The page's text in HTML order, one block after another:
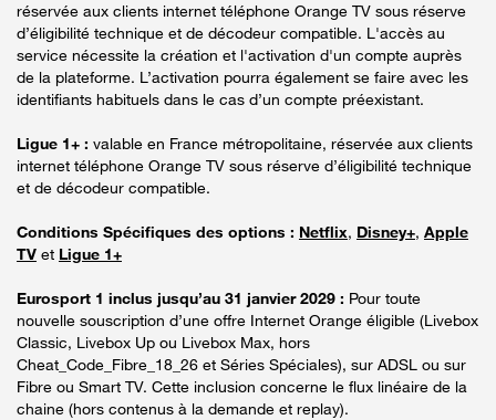
réservée aux clients internet téléphone Orange TV sous réserve
d’éligibilité technique et de décodeur compatible. L'accès au
service nécessite la création et l'activation d'un compte auprès
de la plateforme. L’activation pourra également se faire avec les
identifiants habituels dans le cas d’un compte préexistant.
Ligue 1+ : valable en France métropolitaine, réservée aux clients
internet téléphone Orange TV sous réserve d’éligibilité technique
et de décodeur compatible.
Conditions Spécifiques des options : Netflix, Disney+, Apple
TV et Ligue 1+
Eurosport 1 inclus jusqu’au 31 janvier 2029 : Pour toute
nouvelle souscription d’une offre Internet Orange éligible (Livebox
Classic, Livebox Up ou Livebox Max, hors
Cheat_Code_Fibre_18_26 et Séries Spéciales), sur ADSL ou sur
Fibre ou Smart TV. Cette inclusion concerne le flux linéaire de la
chaine (hors contenus à la demande et replay).